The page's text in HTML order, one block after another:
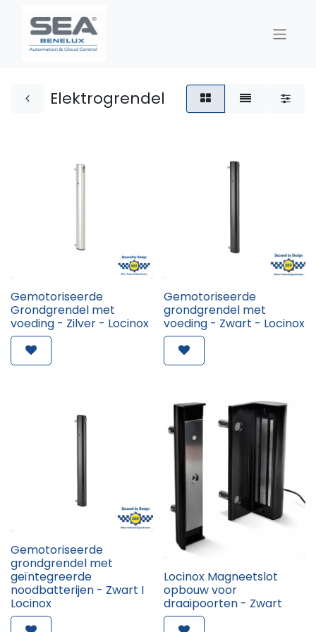
Elektrogrendel
Gemotoriseerde
Grondgrendel met
voeding - Zilver - Locinox
Gemotoriseerde
grondgrendel met
voeding - Zwart - Locinox
Gemotoriseerde
grondgrendel met
geïntegreerde
noodbatterijen - Zwart I
Locinox
Locinox Magneetslot
opbouw voor
draaipoorten - Zwart